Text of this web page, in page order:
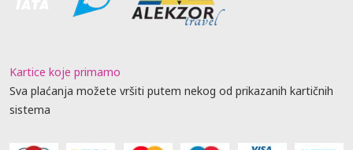
Kartice koje primamo
Sva plaćanja možete vršiti putem nekog od prikazanih kartičnih
sistema